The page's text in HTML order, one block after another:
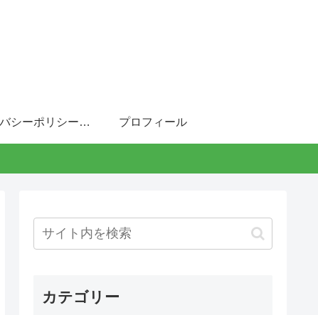
プライバシーポリシー・免責事項 プロフィール
カテゴリー